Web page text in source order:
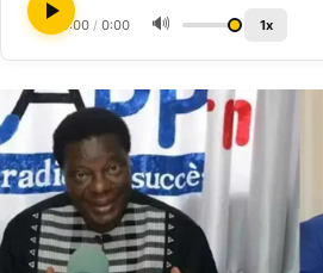
0:00 / 0:00 🔊 1x